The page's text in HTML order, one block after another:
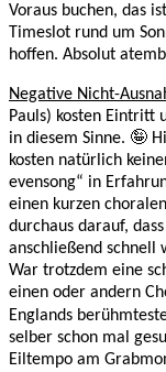
Voraus buchen, das
Timeslot rund um
hoffen. Absolut
Negative Nicht-
Pauls) kosten Eintritt
in diesem Sinne. 🤪
kosten natürlich
evensong“ in
einen kurzen
durchaus darauf,
anschließend schnell
War trotzdem eine
einen oder andern
Englands
selber schon mal
Eiltempo am